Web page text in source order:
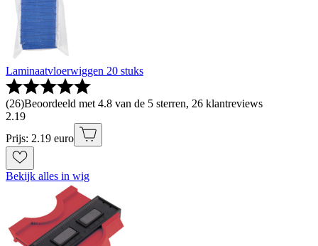
Laminaatvloerwiggen 20 stuks
(26)Beoordeeld met 4.8 van de 5 sterren, 26 klantreviews
2.19
Prijs: 2.19 euro
Bekijk alles in wig